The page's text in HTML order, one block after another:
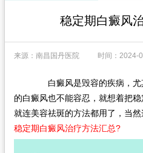
专家团队
先进技术
白癜风常识
白癜风人群
白癜风部位
稳定期白癜风
来源：南昌国丹医院 时间：2024-
白癜风是毁容的疾病，尤
的白癜风也不能容忍，就想着把
就连美容祛斑的方法都用了，当
稳定期白癜风治疗方法汇总?